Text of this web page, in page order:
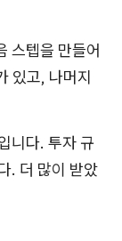
스텝을 만들어
있고, 나머지
니다. 투자 규
. 더 많이 받았